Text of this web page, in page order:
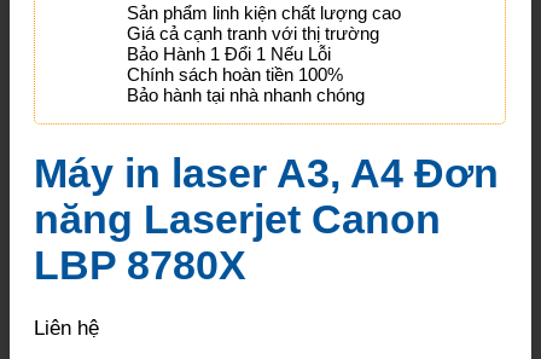
Sản phẩm linh kiện chất lượng cao
Giá cả cạnh tranh với thị trường
Bảo Hành 1 Đổi 1 Nếu Lỗi
Chính sách hoàn tiền 100%
Bảo hành tại nhà nhanh chóng
Máy in laser A3, A4 Đơn
năng Laserjet Canon
LBP 8780X
Liên hệ